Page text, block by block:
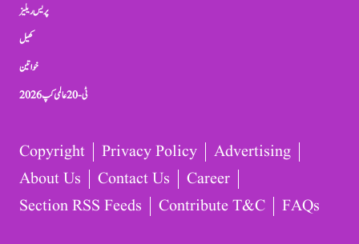
پریس ریلیز
کھیل
خواتین
ٹی-20 عالمی کپ 2026
Copyright Privacy Policy
Advertising
About Us
Contact Us
Career
Section RSS Feeds
Contribute T&C FAQs